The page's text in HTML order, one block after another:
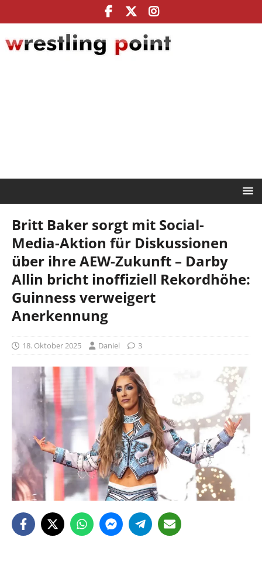
Britt Baker sorgt mit Social-
Media-Aktion für Diskussionen
über ihre AEW-Zukunft – Darby
Allin bricht inoffiziell Rekordhöhe:
Guinness verweigert
Anerkennung
18. Oktober 2025 Daniel 3